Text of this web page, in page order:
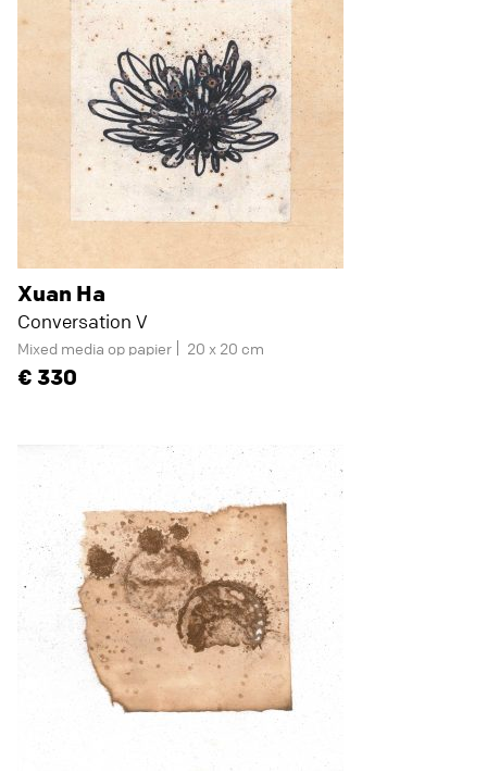
Xuan Ha
Conversation V
Mixed media op papier 20 x 20 cm
330